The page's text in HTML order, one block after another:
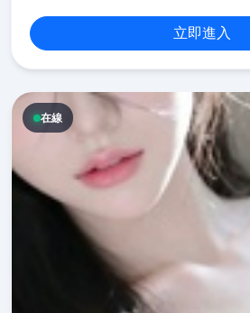
立即進入
在線